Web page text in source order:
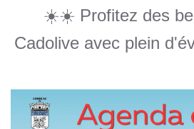
☀️☀️ Profitez des
Cadolive avec plein